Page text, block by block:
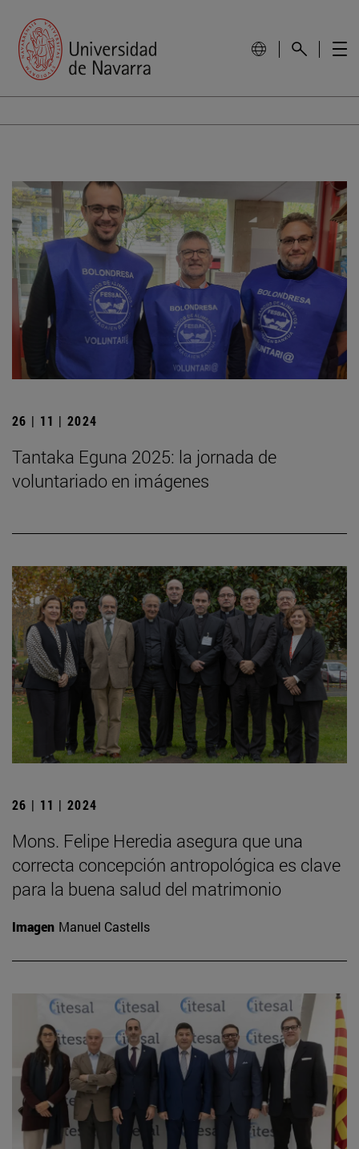
26 | 11 | 2024
Tantaka Eguna 2025: la jornada de
voluntariado en imágenes
26 | 11 | 2024
Mons. Felipe Heredia asegura que una
correcta concepción antropológica es clave
para la buena salud del matrimonio
Imagen Manuel Castells